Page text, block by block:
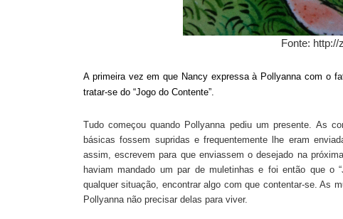
Fonte: http://
A primeira vez em que Nancy expressa à Pollyanna com o
tratar-se do “Jogo do Contente”.
Tudo começou quando Pollyanna pediu um presente. As
básicas fossem supridas e frequentemente lhe eram
assim,escrevem para que enviassemo desejado na
haviam mandado um par de muletinhas e foi então que o
qualquer situação, encontrar algo com que contentar-se. As
Pollyanna não precisar delas para viver.